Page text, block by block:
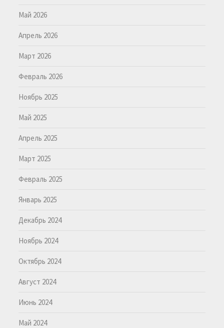
Май 2026
Апрель 2026
Март 2026
Февраль 2026
Ноябрь 2025
Май 2025
Апрель 2025
Март 2025
Февраль 2025
Январь 2025
Декабрь 2024
Ноябрь 2024
Октябрь 2024
Август 2024
Июнь 2024
Май 2024